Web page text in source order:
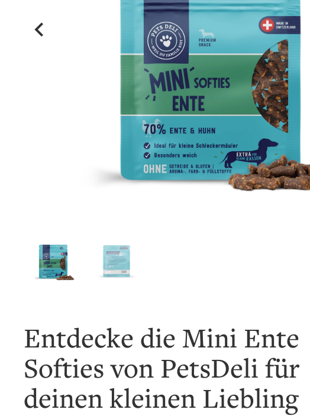
Entdecke die Mini Ente
Softies von PetsDeli für
deinen kleinen Liebling